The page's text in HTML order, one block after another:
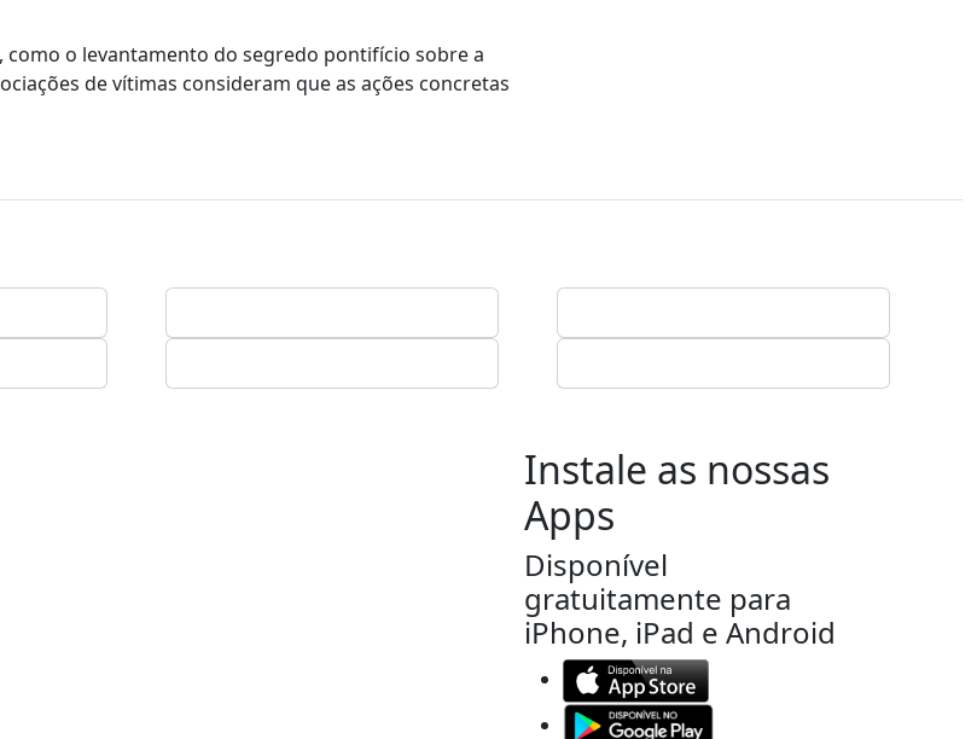
como o levantamento do segredo pontifício sobre a
de vítimas consideram que as ações concretas
Instale as nossas
Apps
Disponível
gratuitamente para
iPhone, iPad e Android